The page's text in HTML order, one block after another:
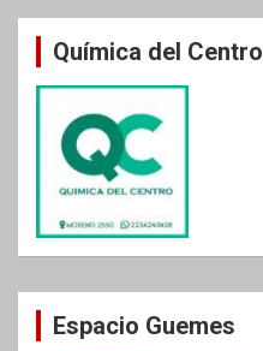
Química del Centro
Espacio Guemes